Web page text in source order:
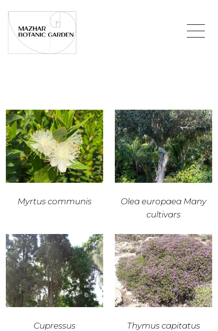
Myrtus communis
Olea europaea Many
cultivars
Cupressus
Thymus capitatus